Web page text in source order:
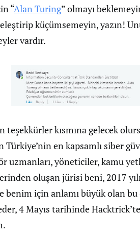
“Alan Turing” olmayı
küçümsemeyin, yazın!
vardır.
teşekkürler kısmına gelecek
Türkiye’nin en kapsamlı siber
uzmanları, yöneticiler, kamu
oluşan jürisi beni, 2017
benim için anlamı büyük olan
4 Mayıs tarihinde